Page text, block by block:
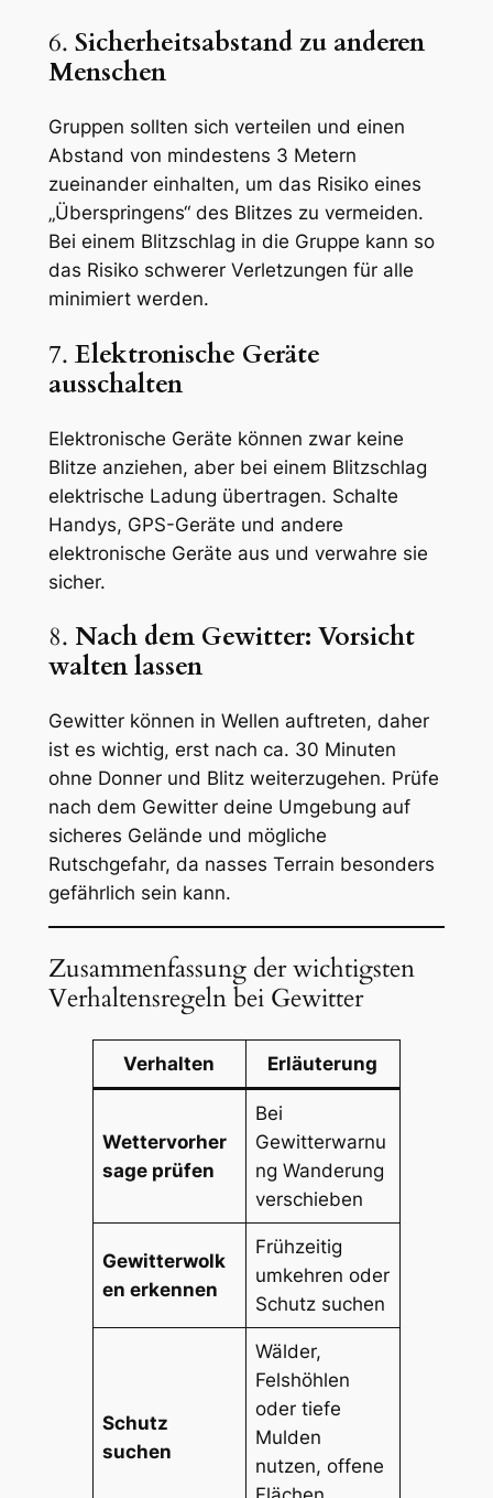
6. Sicherheitsabstand zu anderen
Menschen
Gruppen sollten sich verteilen und einen
Abstand von mindestens 3 Metern
zueinander einhalten, um das Risiko eines
„Überspringens“ des Blitzes zu vermeiden.
Bei einem Blitzschlag in die Gruppe kann so
das Risiko schwerer Verletzungen für alle
minimiert werden.
7.Elektronische Geräte
ausschalten
Elektronische Geräte können zwar keine
Blitze anziehen, aber bei einem Blitzschlag
elektrische Ladung übertragen. Schalte
Handys, GPS-Geräte und andere
elektronische Geräte aus und verwahre sie
sicher.
8. Nach dem Gewitter: Vorsicht
walten lassen
Gewitter können in Wellen auftreten, daher
ist es wichtig, erst nach ca. 30 Minuten
ohne Donner und Blitz weiterzugehen. Prüfe
nach dem Gewitter deine Umgebung auf
sicheres Gelände und mögliche
Rutschgefahr, da nasses Terrain besonders
gefährlich sein kann.
Zusammenfassung der wichtigsten
Verhaltensregeln bei Gewitter
Verhalten Erläuterung
Wettervorher
sage prüfen
Bei
Gewitterwarnu
ng Wanderung
verschieben
Gewitterwolk
en erkennen
Frühzeitig
umkehren oder
Schutz suchen
Schutz
suchen
Wälder,
Felshöhlen
oder tiefe
Mulden
nutzen, offene